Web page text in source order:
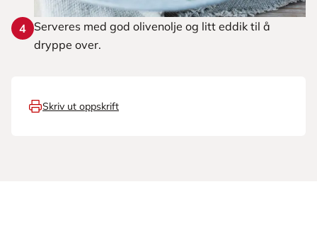
4 Serveres med god olivenolje og litt eddik til å
dryppe over.
Skriv ut oppskrift